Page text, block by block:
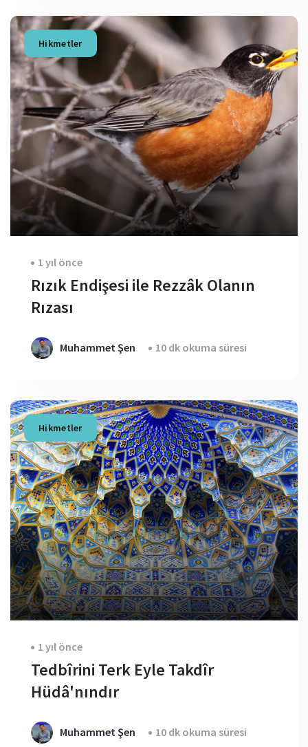
Hikmetler
1 yıl önce
Rızık Endişesi ile Rezzâk Olanın
Rızası
Muhammet Şen 10 dk okuma süresi
Hikmetler
1 yıl önce
Tedbîrini Terk Eyle Takdîr
Hüdâ'nındır
Muhammet Şen 10 dk okuma süresi